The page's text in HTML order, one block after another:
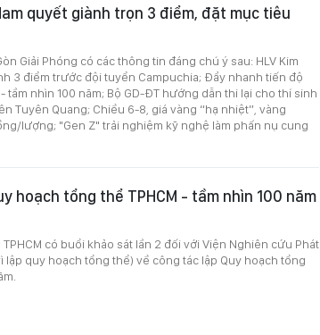
quyết giành trọn 3 điểm, đặt mục tiêu
Giải Phóng có các thông tin đáng chú ý sau: HLV Kim
3 điểm trước đội tuyển Campuchia; Đẩy nhanh tiến độ
tầm nhìn 100 năm; Bộ GD-ĐT hướng dẫn thi lại cho thí sinh
Tuyên Quang; Chiều 6-8, giá vàng “hạ nhiệt”, vàng
lượng; "Gen Z" trải nghiệm kỹ nghệ làm phấn nụ cung
hoạch tổng thể TPHCM - tầm nhìn 100 năm
có buổi khảo sát lần 2 đối với Viện Nghiên cứu Phát
lập quy hoạch tổng thể) về công tác lập Quy hoạch tổng